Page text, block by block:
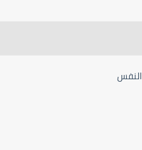
النفس